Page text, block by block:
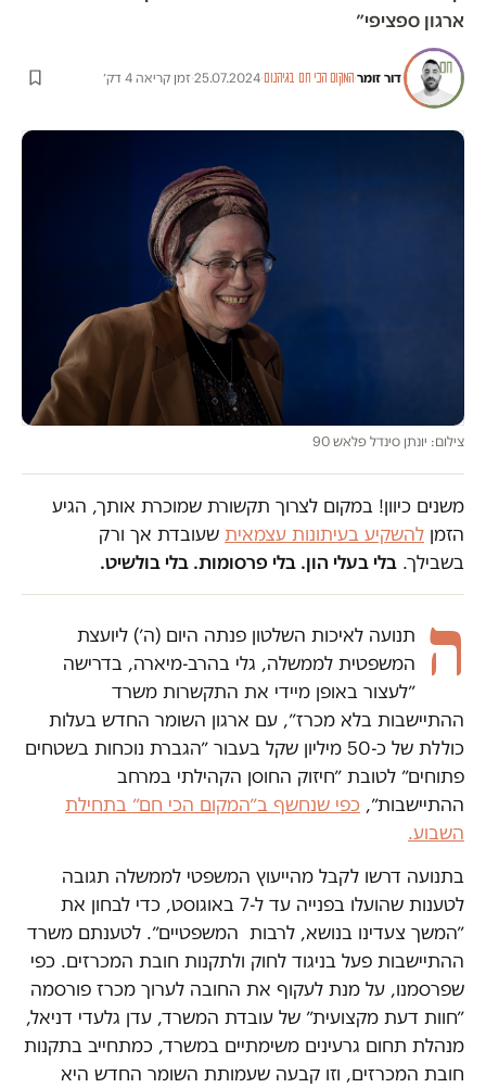
ארגון ספציפי״
דור זומר·המקום הכי חם בגיהנום·
25.07.2024
·זמן קריאה 4 דק׳
צילום: יונתן סינדל פלאש 90
משנים כיוון! במקום לצרוך תקשורת שמוכרת אותך, הגיע
הזמן להשקיע בעיתונות עצמאית שעובדת אך ורק
בשבילך. בלי בעלי הון. בלי פרסומות. בלי בולשיט.
ה
תנועה לאיכות השלטון פנתה היום (ה׳) ליועצת
המשפטית לממשלה, גלי בהרב-מיארה, בדרישה
״לעצור באופן מיידי את התקשרות משרד
ההתיישבות בלא מכרז״, עם ארגון השומר החדש בעלות
כוללת של כ-50 מיליון שקל בעבור ״הגברת נוכחות בשטחים
פתוחים״ לטובת ״חיזוק החוסן הקהילתי במרחב
ההתיישבות״, כפי שנחשף ב״המקום הכי חם״ בתחילת
השבוע.
בתנועה דרשו לקבל מהייעוץ המשפטי לממשלה תגובה
לטענות שהועלו בפנייה עד ל-7 באוגוסט, כדי לבחון את
״המשך צעדינו בנושא, לרבות המשפטיים״. לטענתם משרד
ההתיישבות פעל בניגוד לחוק ולתקנות חובת המכרזים. כפי
שפרסמנו, על מנת לעקוף את החובה לערוך מכרז פורסמה
״חוות דעת מקצועית״ של עובדת המשרד, עדן גלעדי דניאל,
מנהלת תחום גרעינים משימתיים במשרד, כמתחייב בתקנות
חובת המכרזים, וזו קבעה שעמותת השומר החדש היא